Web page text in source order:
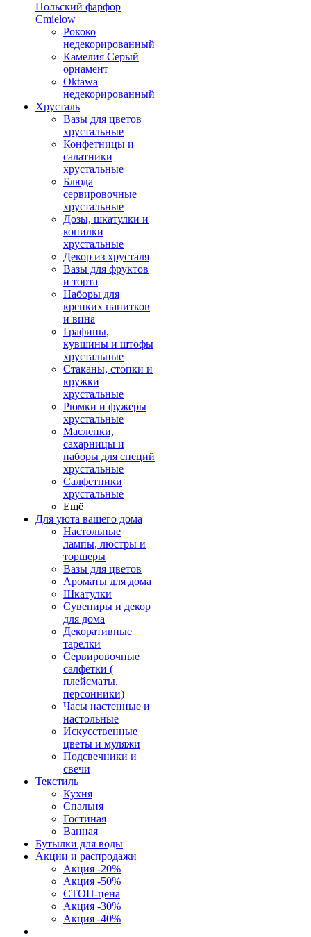
Польский фарфор
Сmielow
Рококо
недекорированный
Камелия Серый
орнамент
Oktawa
недекорированный
Хрусталь
Вазы для цветов
хрустальные
Конфетницы и
салатники
хрустальные
Блюда
сервировочные
хрустальные
Дозы, шкатулки и
копилки
хрустальные
Декор из хрусталя
Вазы для фруктов
и торта
Наборы для
крепких напитков
и вина
Графины,
кувшины и штофы
хрустальные
Стаканы, стопки и
кружки
хрустальные
Рюмки и фужеры
хрустальные
Масленки,
сахарницы и
наборы для специй
хрустальные
Салфетники
хрустальные
Ещё
Для уюта вашего дома
Настольные
лампы, люстры и
торшеры
Вазы для цветов
Ароматы для дома
Шкатулки
Сувениры и декор
для дома
Декоративные
тарелки
Сервировочные
салфетки (
плейсматы,
персонники)
Часы настенные и
настольные
Искусственные
цветы и муляжи
Подсвечники и
свечи
Текстиль
Кухня
Спальня
Гостиная
Ванная
Бутылки для воды
Акции и распродажи
Акция -20%
Акция -50%
СТОП-цена
Акция -30%
Акция -40%